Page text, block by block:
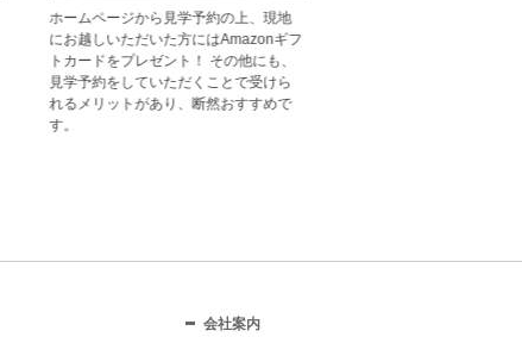
不動産売却・買取りのご相談はポラ
ス・中央グリーン開発へご相談くださ
い。 戸建・マンション・土地等、お客
様の大切な財産である不動産の売却を
サポート致します。
会社案内